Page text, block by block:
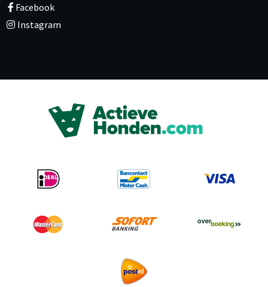
Facebook
Instagram